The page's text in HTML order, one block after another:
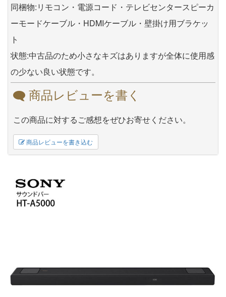
同梱物:リモコン・電源コード・テレビセンタースピーカ
ーモードケーブル・HDMIケーブル・壁掛け用ブラケッ
ト
状態:中古品のため小さなキズはありますが全体に使用感
の少ない良い状態です。
商品レビューを書く
この商品に対するご感想をぜひお寄せください。
商品レビューを書き込む